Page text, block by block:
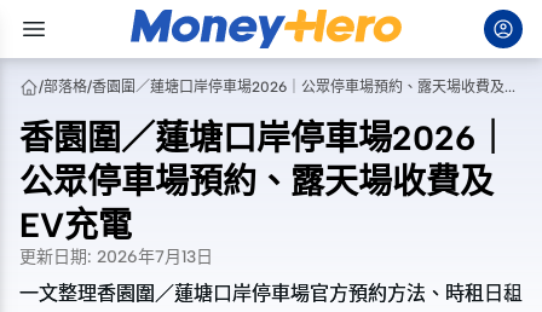
/部落格/ 香園圍／蓮塘口岸停車場2026｜公眾停車場預約、露天場收費及EV充電
香園圍／蓮塘口岸停車場2026｜
公眾停車場預約、露天場收費及
EV充電
更新日期: 2026年7月13日
一文整理香園圍／蓮塘口岸停車場官方預約方法、時租日租
一文整理香園圍／蓮塘口岸停車場官方預約方法、時租日租